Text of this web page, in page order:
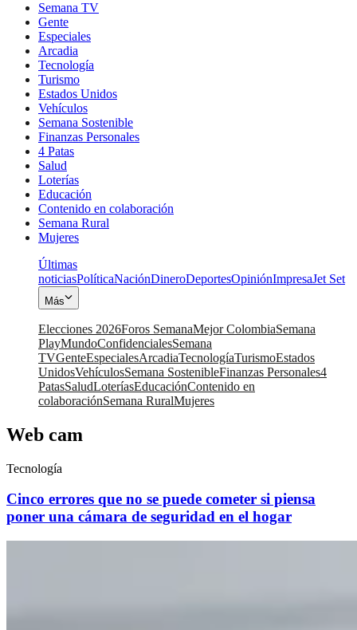
Semana TV
Gente
Especiales
Arcadia
Tecnología
Turismo
Estados Unidos
Vehículos
Semana Sostenible
Finanzas Personales
4 Patas
Salud
Loterías
Educación
Contenido en colaboración
Semana Rural
Mujeres
Últimas
noticiasPolíticaNaciónDineroDeportesOpiniónImpresaJet Set
Más
Elecciones 2026Foros SemanaMejor ColombiaSemana
PlayMundoConfidencialesSemana
TVGenteEspecialesArcadiaTecnologíaTurismoEstados
UnidosVehículosSemana SostenibleFinanzas Personales4
PatasSaludLoteríasEducaciónContenido en
colaboraciónSemana RuralMujeres
Web cam
Tecnología
Cinco errores que no se puede cometer si piensa
poner una cámara de seguridad en el hogar